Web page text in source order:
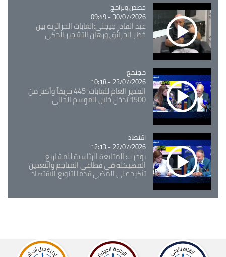
Catégorie
حصص وبرامج
30/07/2026 - 09:49
عبد القادر جيجلي:الغابات الجزائرية بين
خطر الحرائق ورهان التشجير الذكي
Catégorie
مجتمع
23/07/2026 - 10:18
المدير العام للغابات: 445 حريقاً وأكثر من
1500 تدخل خلال الموسم الحالي
Catégorie
اقتصاد
22/07/2026 - 12:13
بوحرب: المتابعة الرئاسية للمشاريع
المهيكلة في قطاعي المناجم والتعدين
تأكيد على المضي قدما لتنويع الاقتصاد